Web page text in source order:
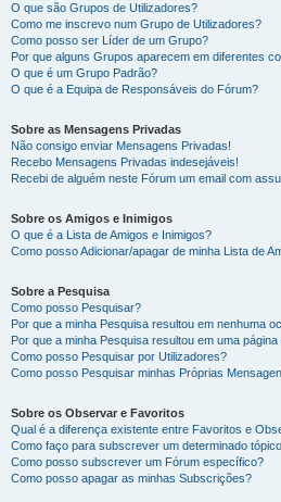
O que são Grupos de Utilizadores?
Como me inscrevo num Grupo de Utilizadores?
Como posso ser Líder de um Grupo?
Por que alguns Grupos aparecem em diferentes
O que é um Grupo Padrão?
O que é a Equipa de Responsáveis do Fórum?
Sobre as Mensagens Privadas
Não consigo enviar Mensagens Privadas!
Recebo Mensagens Privadas indesejáveis!
Recebi de alguém neste Fórum um email com
Sobre os Amigos e Inimigos
O que é a Lista de Amigos e Inimigos?
Como posso Adicionar/apagar de minha Lista de
Sobre a Pesquisa
Como posso Pesquisar?
Por que a minha Pesquisa resultou em nenhuma
Por que a minha Pesquisa resultou em uma
Como posso Pesquisar por Utilizadores?
Como posso Pesquisar minhas Próprias
Sobre os Observar e Favoritos
Qual é a diferença existente entre Favoritos e
Como faço para subscrever um determinado
Como posso subscrever um Fórum específico?
Como posso apagar as minhas Subscrições?